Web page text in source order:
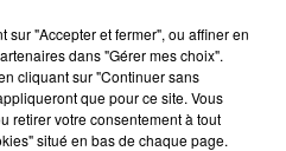
sur "Accepter et fermer", ou affiner en
dans "Gérer mes choix".
cliquant sur "Continuer sans
que pour ce site. Vous
retirer votre consentement à tout
situé en bas de chaque page.